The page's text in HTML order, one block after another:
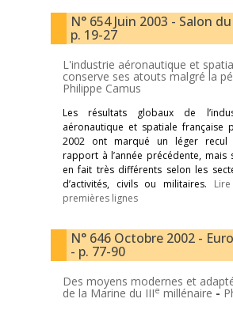
N° 654 Juin 2003 - Salon
p. 19-27
L'industrie aéronautique et
conserve ses atouts malgré la
Philippe Camus
Les résultats globaux de
aéronautique et spatiale française
2002 ont marqué un léger recul
rapport à l’année précédente, mais
en fait très différents selon les
d’activités, civils ou militaires.
premières lignes
N° 646 Octobre 2002 -
- p. 77-90
Des moyens modernes et
de la Marine du IIIe millénaire -